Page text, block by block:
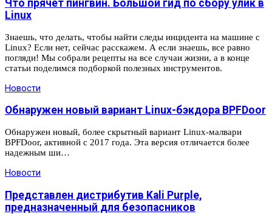
Что прячет пингвин. Большой гид по сбору улик в
Linux
Зна­ешь, что делать, чтобы найти следы инцидента на машине с
Linux? Если нет, сей­час рас­ска­жем. А если зна­ешь, все рав­но
пог­ляди! Мы соб­рали рецеп­ты на все слу­чаи жиз­ни, а в кон­це
статьи поделим­ся под­боркой полез­ных инс­тру­мен­тов.
Новости
Обнаружен новый вариант Linux-бэкдора BPFDoor
Обнаружен новый, более скрытный вариант Linux-малвари
BPFDoor, активной с 2017 года. Эта версия отличается более
надежным ши…
Новости
Представлен дистрибутив Kali Purple,
предназначенный для безопасников